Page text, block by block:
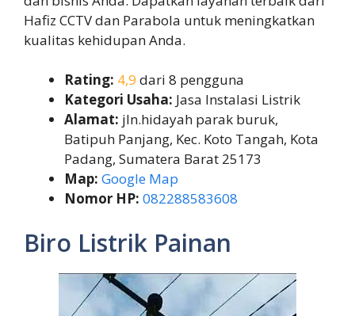
Hafiz CCTV dan Parabola untuk meningkatkan
kualitas kehidupan Anda.
Rating: 4,9 dari 8 pengguna
Kategori Usaha: Jasa Instalasi Listrik
Alamat: jln.hidayah parak buruk,
Batipuh Panjang, Kec. Koto Tangah, Kota
Padang, Sumatera Barat 25173
Map: Google Map
Nomor HP: 082288583608
Biro Listrik Painan